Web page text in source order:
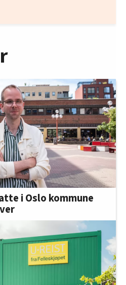
i Oslo kommune